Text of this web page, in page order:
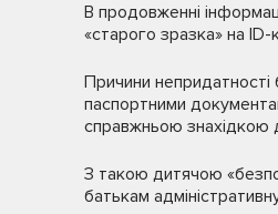
В продовженні
«старого зразка» на ID-
Причини
паспортними
справжньою знахідкою
З такою дитячою
батькам